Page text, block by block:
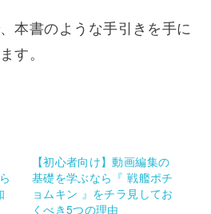
本書のような手引きを手に
す。
【初心者向け】動画編集の
基礎を学ぶなら『 戦艦ポチ
ョムキン 』をチラ見してお
くべき5つの理由